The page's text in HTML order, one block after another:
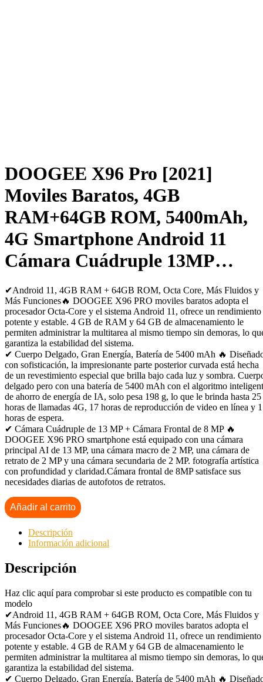
DOOGEE X96 Pro [2021]
Moviles Baratos, 4GB
RAM+64GB ROM, 5400mAh,
4G Smartphone Android 11
Cámara Cuádruple 13MP…
✔Android 11, 4GB RAM + 64GB ROM, Octa Core, Más Fluidos y
Más Funciones🔥 DOOGEE X96 PRO moviles baratos adopta el
procesador Octa-Core y el sistema Android 11, ofrece un rendimiento
potente y estable. 4 GB de RAM y 64 GB de almacenamiento le
permiten administrar la multitarea al mismo tiempo sin demoras, lo
garantiza la estabilidad del sistema.
✔ Cuerpo Delgado, Gran Energía, Batería de 5400 mAh 🔥
con sofisticación, la impresionante parte posterior curvada está hecha
de un revestimiento especial que brilla bajo cada luz y sombra.
delgado pero con una batería de 5400 mAh con el algoritmo
de ahorro de energía de IA, solo pesa 198 g, lo que le brinda hasta 25
horas de llamadas 4G, 17 horas de reproducción de video en línea y
horas de espera.
✔ Cámara Cuádruple de 13 MP + Cámara Frontal de 8 MP 🔥
DOOGEE X96 PRO smartphone está equipado con una cámara
principal AI de 13 MP, una cámara macro de 2 MP, una cámara de
retrato de 2 MP y una cámara secundaria de 2 MP. fotografía artística
con profundidad y claridad.Cámara frontal de 8MP satisface sus
necesidades diarias de autofotos de retratos.
Añadir al carrito
Descripción
Información adicional
Descripción
Haz clic aquí para comprobar si este producto es compatible con tu
modelo
✔Android 11, 4GB RAM + 64GB ROM, Octa Core, Más Fluidos y
Más Funciones🔥 DOOGEE X96 PRO moviles baratos adopta el
procesador Octa-Core y el sistema Android 11, ofrece un rendimiento
potente y estable. 4 GB de RAM y 64 GB de almacenamiento le
permiten administrar la multitarea al mismo tiempo sin demoras, lo
garantiza la estabilidad del sistema.
✔ Cuerpo Delgado, Gran Energía, Batería de 5400 mAh 🔥